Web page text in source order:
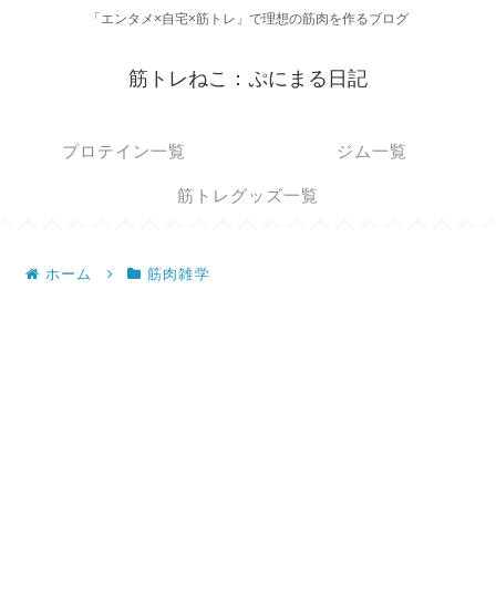
「エンタメ×自宅×筋トレ」で理想の筋肉を作るブログ
筋トレねこ：ぷにまる日記
プロテイン一覧 ジム一覧
筋トレグッズ一覧
ホーム 筋肉雑学